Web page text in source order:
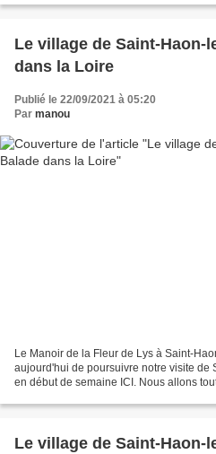
Le village de Saint-Haon-
dans la Loire
Publié le 22/09/2021 à 05:20
Par manou
Le Manoir de la Fleur de Lys à Saint-
aujourd'hui de poursuivre notre visite de
en début de semaine ICI. Nous allons
Le village de Saint-Haon-